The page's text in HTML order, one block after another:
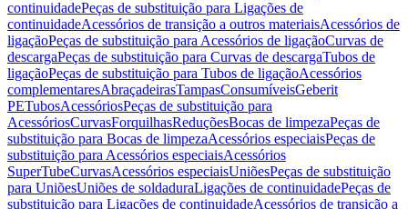
continuidadePeças de substituição para Ligações de
continuidadeAcessórios de transição a outros materiaisAcessórios de
ligaçãoPeças de substituição para Acessórios de ligaçãoCurvas de
descargaPeças de substituição para Curvas de descargaTubos de
ligaçãoPeças de substituição para Tubos de ligaçãoAcessórios
complementaresAbraçadeirasTampasConsumíveisGeberit
PETubosAcessóriosPeças de substituição para
AcessóriosCurvasForquilhasReduçõesBocas de limpezaPeças de
substituição para Bocas de limpezaAcessórios especiaisPeças de
substituição para Acessórios especiaisAcessórios
SuperTubeCurvasAcessórios especiaisUniõesPeças de substituição
para UniõesUniões de soldaduraLigações de continuidadePeças de
substituição para Ligações de continuidadeAcessórios de transição a